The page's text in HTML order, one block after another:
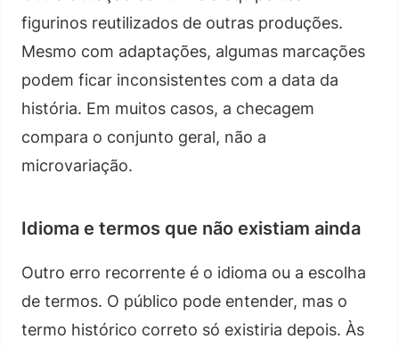
figurinos reutilizados de outras produções.
Mesmo com adaptações, algumas marcações
podem ficar inconsistentes com a data da
história. Em muitos casos, a checagem
compara o conjunto geral, não a
microvariação.
Idioma e termos que não existiam ainda
Outro erro recorrente é o idioma ou a escolha
de termos. O público pode entender, mas o
termo histórico correto só existiria depois. Às